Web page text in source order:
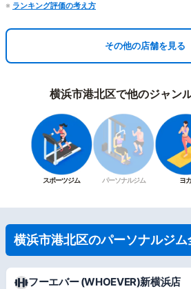
※ ランキング評価の考え方
その他の店舗を見る
横浜市港北区で他のジャン
スポーツジム パーソナルジム ヨガ
横浜市港北区のパーソナルジ
フーエバー (WHOEVER)新横浜店